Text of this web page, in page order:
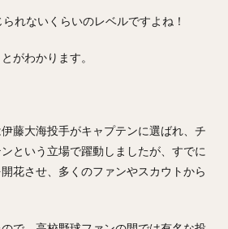
れないくらいのレベルですよね！
がわかります。
藤大海投手がキャプテンに選ばれ、チ
という立場で躍動しましたが、すでに
花させ、多くのファンやスカウトから
ひろ）
伊藤大海（いとうひろみ）
けいじ）
うよう）
しょう）
・ジャッジ